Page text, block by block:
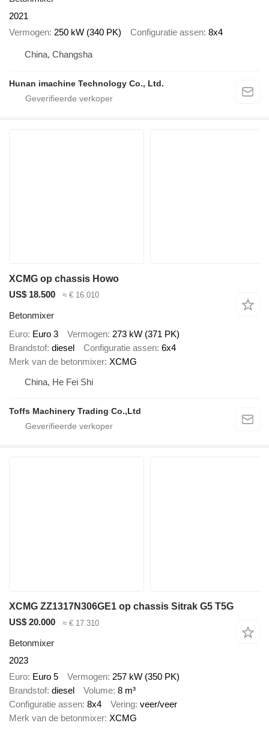
2021
Vermogen 250 kW (340 PK) Configuratie assen 8x4
China, Changsha
Hunan imachine Technology Co., Ltd.
XCMG op chassis Howo
US$ 18.500
≈ € 16.010
Betonmixer
Euro Euro 3 Vermogen 273 kW (371 PK)
Brandstof diesel Configuratie assen 6x4
Merk van de betonmixer XCMG
China, He Fei Shi
Toffs Machinery Trading Co.,Ltd
XCMG ZZ1317N306GE1 op chassis Sitrak G5 T5G
US$ 20.000
≈ € 17.310
Betonmixer
2023
Euro Euro 5 Vermogen 257 kW (350 PK)
Brandstof diesel Volume 8 m³
Configuratie assen 8x4 Vering veer/veer
Merk van de betonmixer XCMG